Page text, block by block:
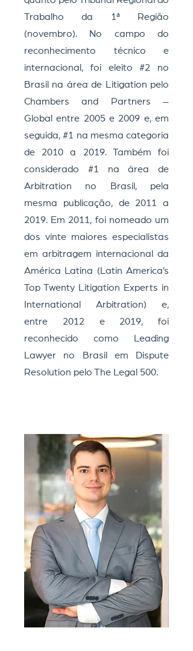
Trabalho da 1ª Região
(novembro). No campo do
reconhecimento técnico e
internacional, foi eleito #2 no
Brasil na área de Litigation pelo
Chambers and Partners –
Global entre 2005 e 2009 e, em
seguida, #1 na mesma categoria
de 2010 a 2019. Também foi
considerado #1 na área de
Arbitration no Brasil, pela
mesma publicação, de 2011 a
2019. Em 2011, foi nomeado um
dos vinte maiores especialistas
em arbitragem internacional da
América Latina (Latin America’s
Top Twenty Litigation Experts in
International Arbitration) e,
entre 2012 e 2019, foi
reconhecido como Leading
Lawyer no Brasil em Dispute
Resolution pelo The Legal 500.